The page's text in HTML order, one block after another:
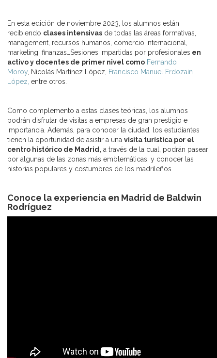
En esta edición de noviembre 2023, los alumnos están
recibiendo clases intensivas de todas las áreas formativas,
management, recursos humanos, comercio internacional,
marketing, finanzas…Sesiones impartidas por profesionales en
activo y docentes de primer nivel como Fernando
Moroy , Nicolás Martínez López,
Francisco Manuel Erdozain
López, entre otros.
Como complemento a estas clases teóricas, los alumnos
podrán disfrutar de visitas a empresas de gran prestigio e
importancia. Además, para conocer la ciudad, los estudiantes
tienen la oportunidad de asistir a una visita turística por el
centro histórico de Madrid, a través de la cual, podrán pasear
por algunas de las zonas más emblemáticas, y conocer las
historias populares y costumbres de los madrileños.
Conoce la experiencia en Madrid de Baldwin
Rodríguez